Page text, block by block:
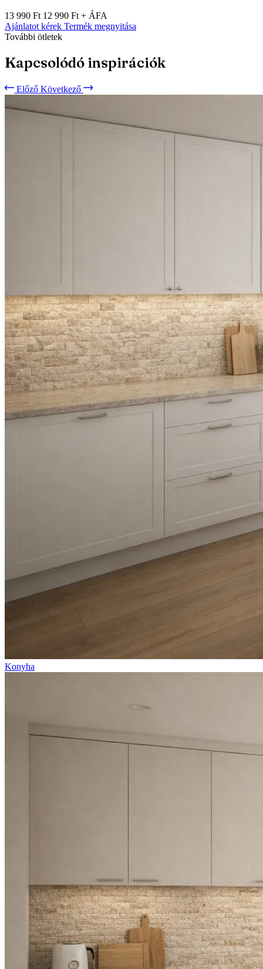
13 990 Ft 12 990 Ft + ÁFA
Ajánlatot kérek Termék megnyitása
További ötletek
Kapcsolódó inspirációk
Előző Következő
Konyha